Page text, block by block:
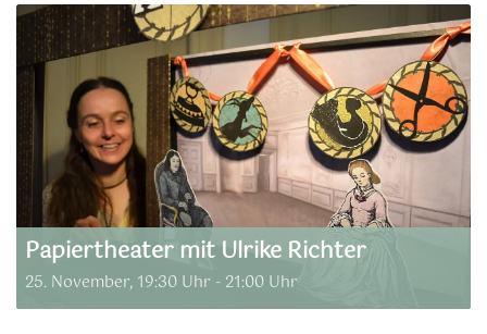
Papiertheater mit Ulrike Richter
25. November, 19:30 Uhr - 21:00 Uhr